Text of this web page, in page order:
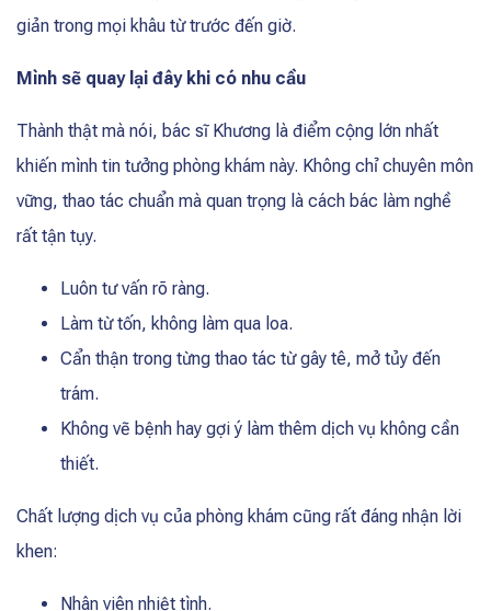
giản trong mọi khâu từ trước đến giờ.
Mình sẽ quay lại đây khi có nhu cầu
Thành thật mà nói, bác sĩ Khương là điểm cộng lớn nhất
khiến mình tin tưởng phòng khám này. Không chỉ chuyên môn
vững, thao tác chuẩn mà quan trọng là cách bác làm nghề
rất tận tụy.
Luôn tư vấn rõ ràng.
Làm từ tốn, không làm qua loa.
Cẩn thận trong từng thao tác từ gây tê, mở tủy đến
trám.
Không vẽ bệnh hay gợi ý làm thêm dịch vụ không cần
thiết.
Chất lượng dịch vụ của phòng khám cũng rất đáng nhận lời
khen:
Nhân viên nhiệt tình.